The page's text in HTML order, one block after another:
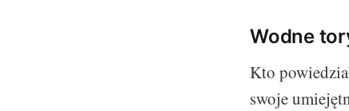
Wodne
Kto
swoje